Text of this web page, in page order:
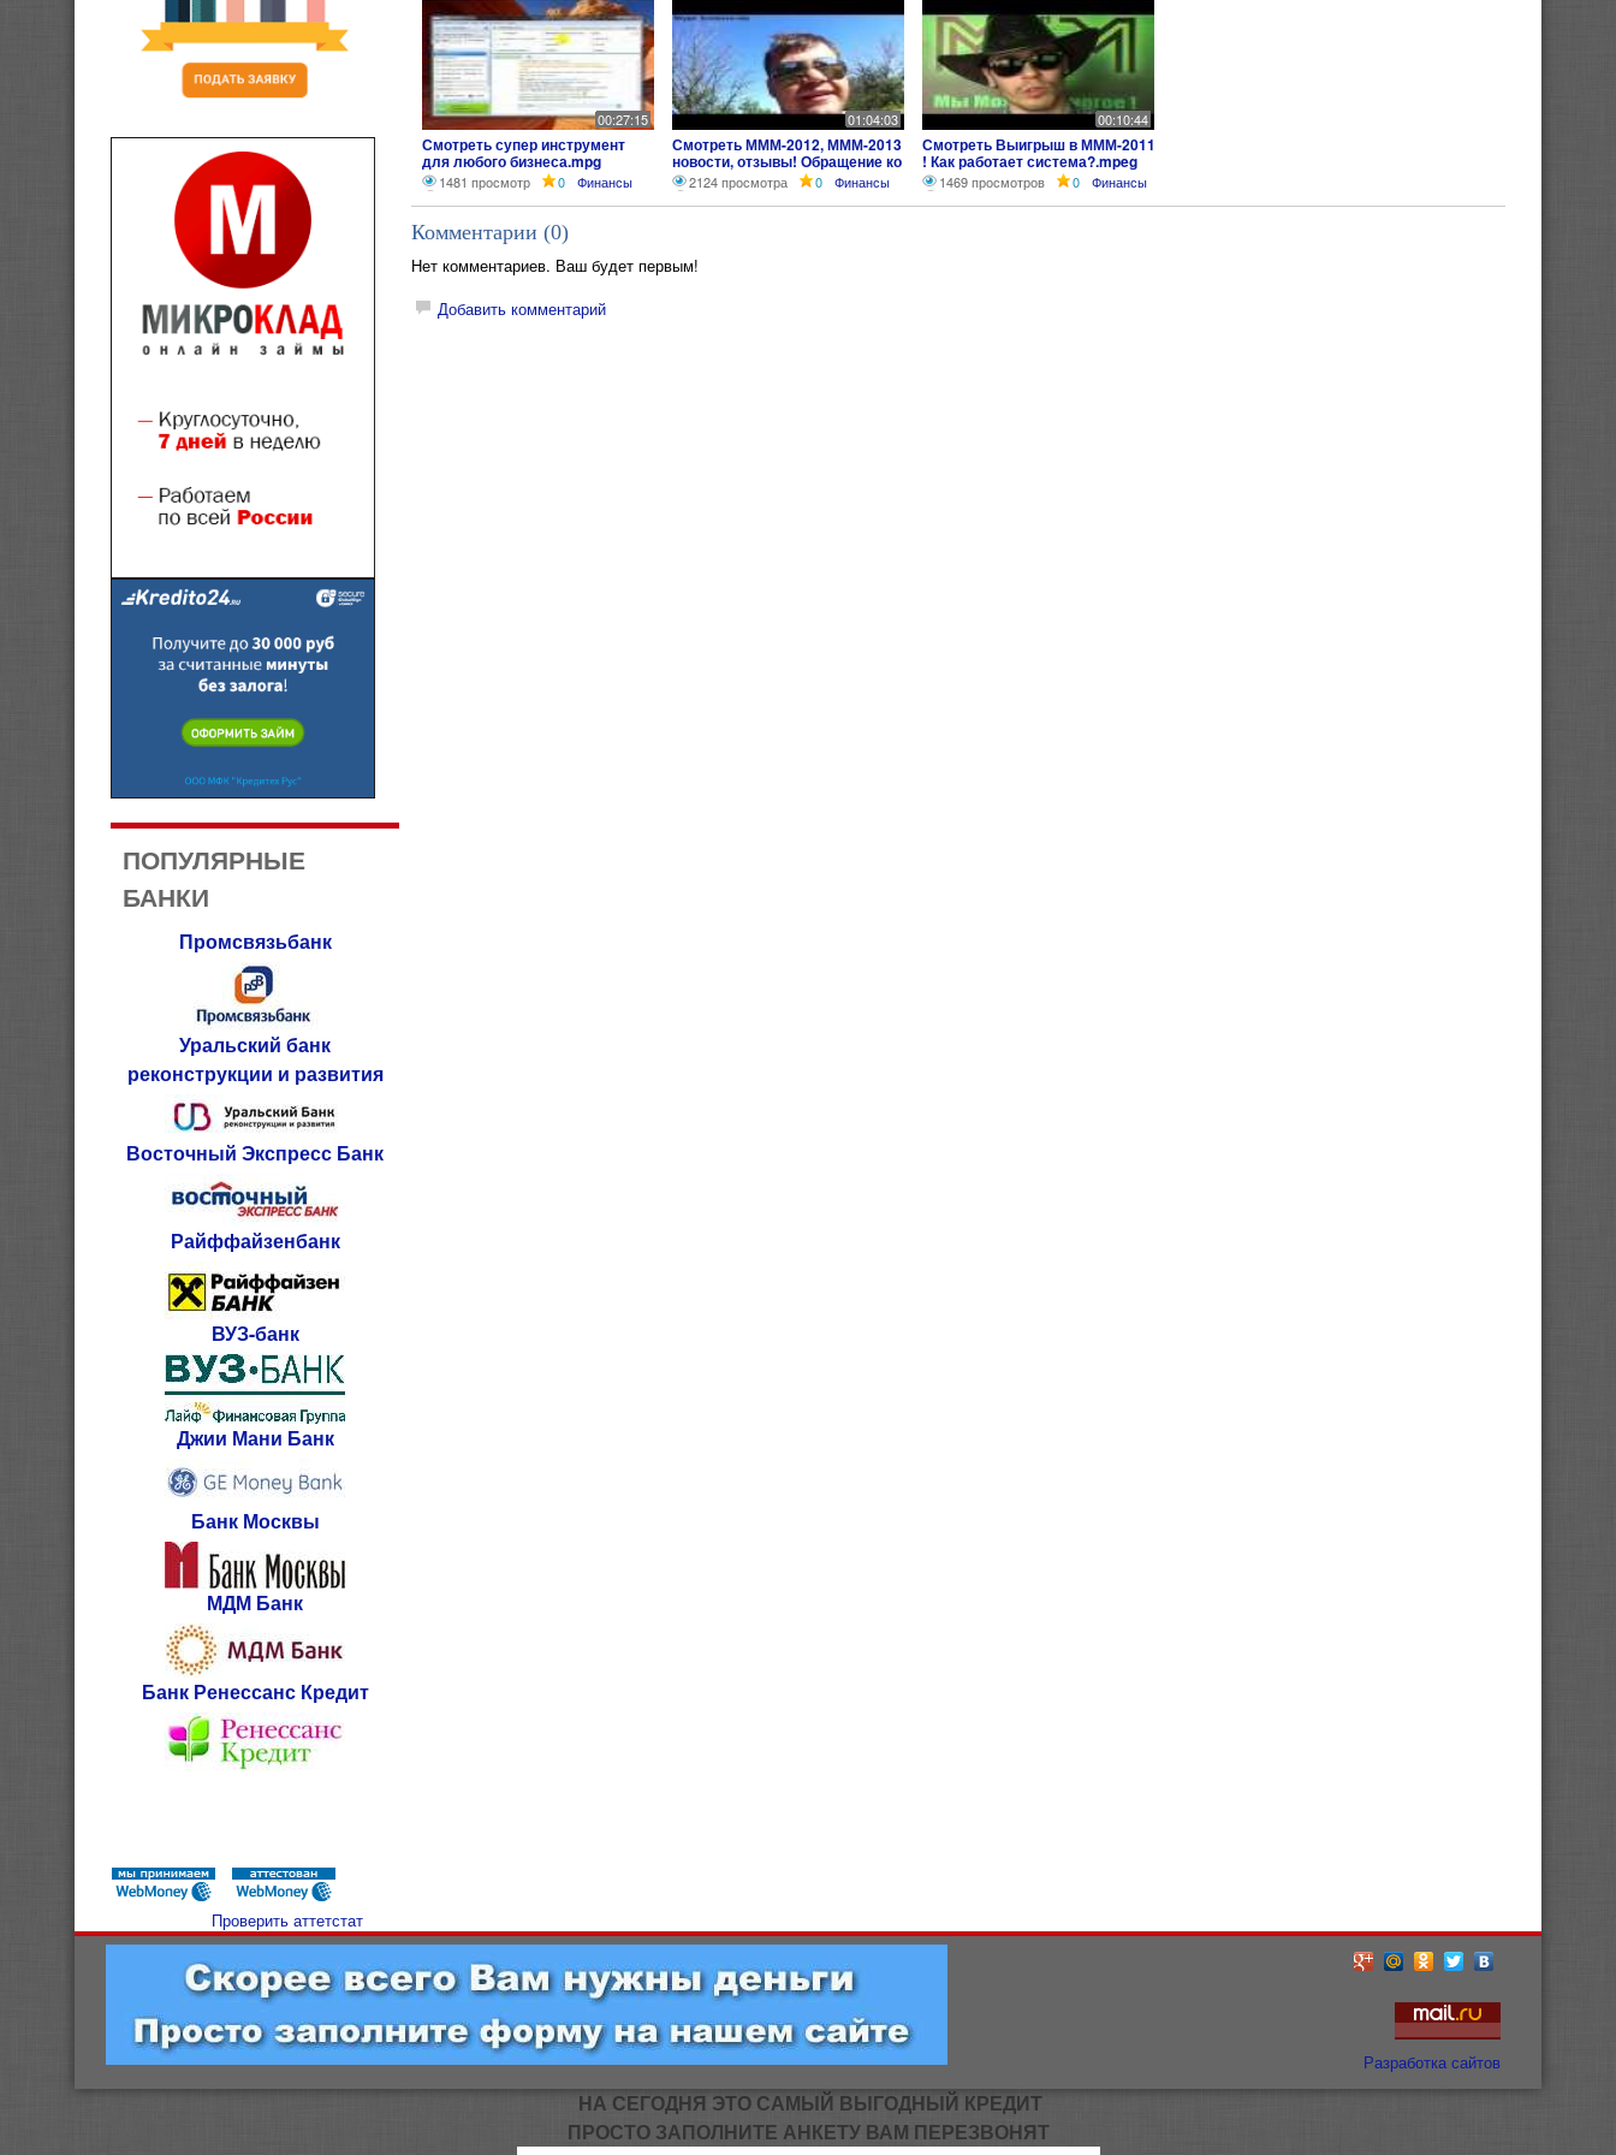
ПОПУЛЯРНЫЕ
БАНКИ
Промсвязьбанк
Уральский банк
реконструкции и развития
Восточный Экспресс Банк
Райффайзенбанк
ВУЗ-банк
Джии Мани Банк
Банк Москвы
МДМ Банк
Банк Ренессанс Кредит
Проверить аттетстат
00:27:15
Смотреть супер инструмент
для любого бизнеса.mpg
1481 просмотр 0 Финансы
01:04:03
Смотреть МММ-2012, МММ-2013
новости, отзывы! Обращение ко
всем руководителям!
2124 просмотра 0 Финансы
00:10:44
Смотреть Выигрыш в МММ-2011
! Как работает система?.mpeg
1469 просмотров 0 Финансы
Комментарии (0)
Нет комментариев. Ваш будет первым!
Добавить комментарий
Разработка сайтов
НА СЕГОДНЯ ЭТО САМЫЙ ВЫГОДНЫЙ КРЕДИТ
ПРОСТО ЗАПОЛНИТЕ АНКЕТУ ВАМ ПЕРЕЗВОНЯТ